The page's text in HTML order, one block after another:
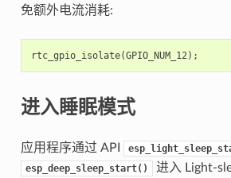
免额外电流消耗:
rtc_gpio_isolate(GPIO_NUM_12);
进入睡眠模式
应用程序通过 API
esp_deep_sleep_start()
进入 Light-